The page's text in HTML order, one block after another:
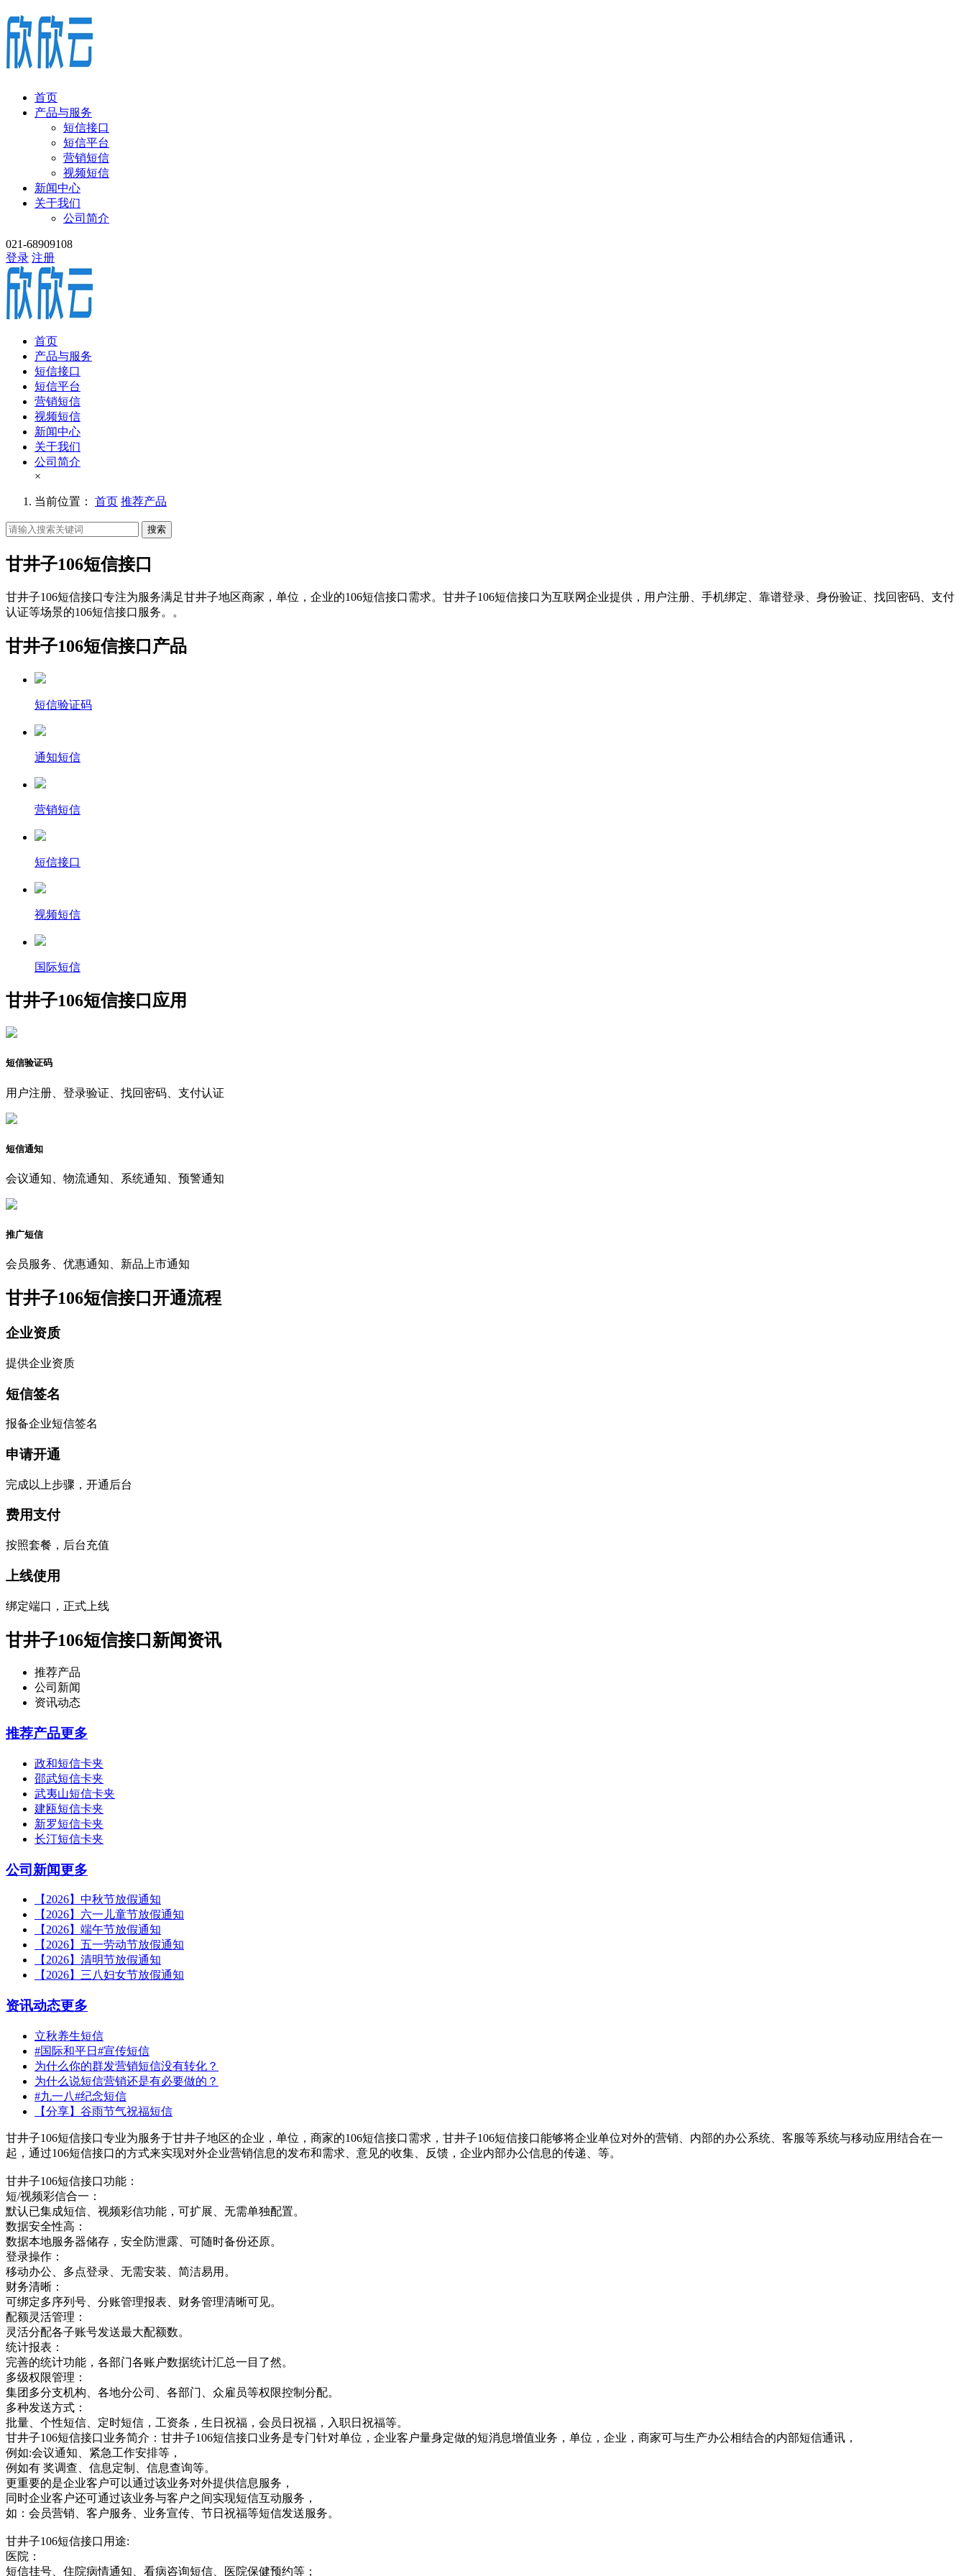
首页
产品与服务
短信接口
短信平台
营销短信
视频短信
新闻中心
关于我们
公司简介
021-68909108
登录 注册
首页
产品与服务
短信接口
短信平台
营销短信
视频短信
新闻中心
关于我们
公司简介
×
当前位置： 首页 推荐产品
搜索
甘井子106短信接口
甘井子106短信接口专注为服务满足甘井子地区商家，单位，企业的106短信接口需求。甘井子106短信接口为互联网企业提供，用户注册、手机绑定、靠谱登录、身份验证、找回密码、支付
认证等场景的106短信接口服务。。
甘井子106短信接口产品
短信验证码
通知短信
营销短信
短信接口
视频短信
国际短信
甘井子106短信接口应用
短信验证码
用户注册、登录验证、找回密码、支付认证
短信通知
会议通知、物流通知、系统通知、预警通知
推广短信
会员服务、优惠通知、新品上市通知
甘井子106短信接口开通流程
企业资质
提供企业资质
短信签名
报备企业短信签名
申请开通
完成以上步骤，开通后台
费用支付
按照套餐，后台充值
上线使用
绑定端口，正式上线
甘井子106短信接口新闻资讯
推荐产品
公司新闻
资讯动态
推荐产品更多
政和短信卡夹
邵武短信卡夹
武夷山短信卡夹
建瓯短信卡夹
新罗短信卡夹
长汀短信卡夹
公司新闻更多
【2026】中秋节放假通知
【2026】六一儿童节放假通知
【2026】端午节放假通知
【2026】五一劳动节放假通知
【2026】清明节放假通知
【2026】三八妇女节放假通知
资讯动态更多
立秋养生短信
#国际和平日#宣传短信
为什么你的群发营销短信没有转化？
为什么说短信营销还是有必要做的？
#九一八#纪念短信
【分享】谷雨节气祝福短信
甘井子106短信接口专业为服务于甘井子地区的企业，单位，商家的106短信接口需求，甘井子106短信接口能够将企业单位对外的营销、内部的办公系统、客服等系统与移动应用结合在一
起，通过106短信接口的方式来实现对外企业营销信息的发布和需求、意见的收集、反馈，企业内部办公信息的传递、等。
甘井子106短信接口功能：
短/视频彩信合一：
默认已集成短信、视频彩信功能，可扩展、无需单独配置。
数据安全性高：
数据本地服务器储存，安全防泄露、可随时备份还原。
登录操作：
移动办公、多点登录、无需安装、简洁易用。
财务清晰：
可绑定多序列号、分账管理报表、财务管理清晰可见。
配额灵活管理：
灵活分配各子账号发送最大配额数。
统计报表：
完善的统计功能，各部门各账户数据统计汇总一目了然。
多级权限管理：
集团多分支机构、各地分公司、各部门、众雇员等权限控制分配。
多种发送方式：
批量、个性短信、定时短信，工资条，生日祝福，会员日祝福，入职日祝福等。
甘井子106短信接口业务简介：甘井子106短信接口业务是专门针对单位，企业客户量身定做的短消息增值业务，单位，企业，商家可与生产办公相结合的内部短信通讯，
例如:会议通知、紧急工作安排等，
例如有 奖调查、信息定制、信息查询等。
更重要的是企业客户可以通过该业务对外提供信息服务，
同时企业客户还可通过该业务与客户之间实现短信互动服务，
如：会员营销、客户服务、业务宣传、节日祝福等短信发送服务。
甘井子106短信接口用途:
医院：
短信挂号、住院病情通知、看病咨询短信、医院保健预约等；